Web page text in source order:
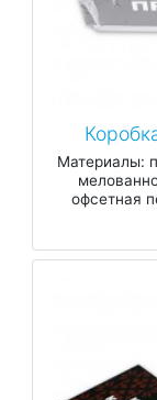
Материалы:
офсетная